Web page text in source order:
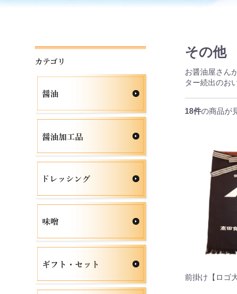
カテゴリ
その他
お醤油屋さん
ター続出のお
18件の商品が
前掛け【ロゴ大